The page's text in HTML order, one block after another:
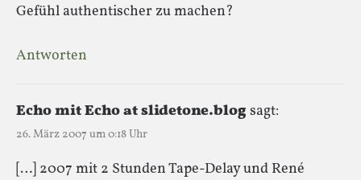
Gefühl authentischer zu machen?
Antworten
Echo mit Echo at slidetone.blogsagt:
26. März 2007 um 0:18 Uhr
[…] 2007 mit 2 Stunden Tape-Delay und René